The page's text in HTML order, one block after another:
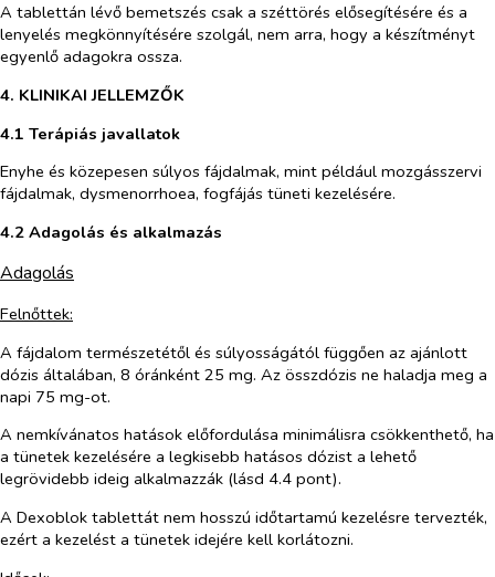
A tablettán lévő bemetszés csak a széttörés elősegítésére és a
lenyelés megkönnyítésére szolgál, nem arra, hogy a készítményt
egyenlő adagokra ossza.
4. KLINIKAI JELLEMZŐK
4.1 Terápiás javallatok
Enyhe és közepesen súlyos fájdalmak, mint például mozgásszervi
fájdalmak, dysmenorrhoea, fogfájás tüneti kezelésére.
4.2 Adagolás és alkalmazás
Adagolás
Felnőttek:
A fájdalom természetétől és súlyosságától függően az ajánlott
dózis általában, 8 óránként 25 mg. Az összdózis ne haladja meg a
napi 75 mg-ot.
A nemkívánatos hatások előfordulása minimálisra csökkenthető, ha
a tünetek kezelésére a legkisebb hatásos dózist a lehető
legrövidebb ideig alkalmazzák (lásd 4.4 pont).
A Dexoblok tablettát nem hosszú időtartamú kezelésre tervezték,
ezért a kezelést a tünetek idejére kell korlátozni.